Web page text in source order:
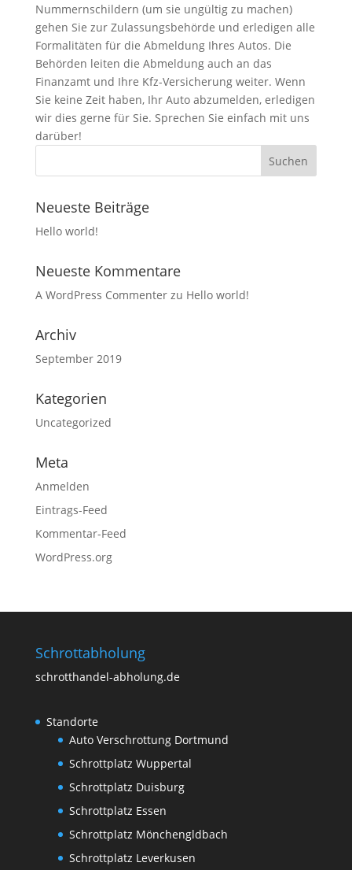
Nummernschildern (um sie ungültig zu machen)
gehen Sie zur Zulassungsbehörde und erledigen alle
Formalitäten für die Abmeldung Ihres Autos. Die
Behörden leiten die Abmeldung auch an das
Finanzamt und Ihre Kfz-Versicherung weiter. Wenn
Sie keine Zeit haben, Ihr Auto abzumelden, erledigen
wir dies gerne für Sie. Sprechen Sie einfach mit uns
darüber!
Neueste Beiträge
Hello world!
Neueste Kommentare
A WordPress Commenterzu Hello world!
Archiv
September 2019
Kategorien
Uncategorized
Meta
Anmelden
Eintrags-Feed
Kommentar-Feed
WordPress.org
Schrottabholung
schrotthandel-abholung.de
Standorte
Auto Verschrottung Dortmund
Schrottplatz Wuppertal
Schrottplatz Duisburg
Schrottplatz Essen
Schrottplatz Mönchengldbach
Schrottplatz Leverkusen